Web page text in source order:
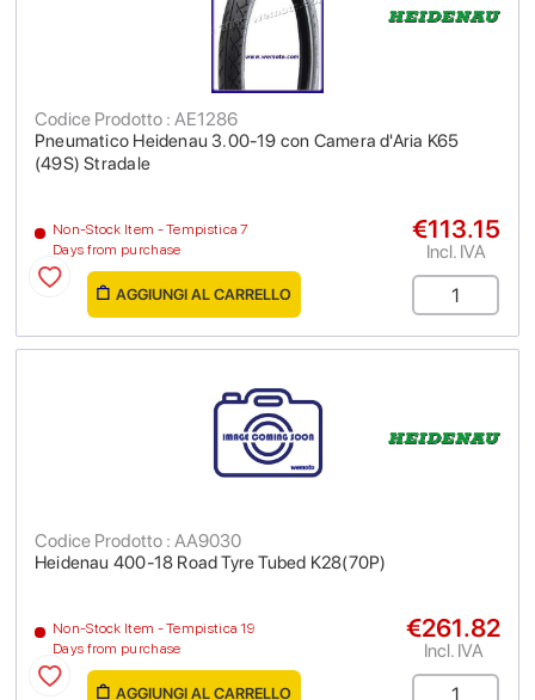
Pneumatico Heidenau 3.00-19 con Camera d'Aria K65
(49S) Stradale
Codice Prodotto : AE1286
Non-Stock Item - Tempistica 7
Days from purchase
€113.15
Incl. IVA
AGGIUNGI AL CARRELLO
Heidenau 400-18 Road Tyre Tubed K28(70P)
Codice Prodotto : AA9030
Non-Stock Item - Tempistica 19
Days from purchase
€261.82
Incl. IVA
AGGIUNGI AL CARRELLO